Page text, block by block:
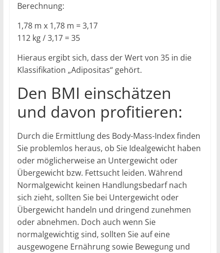
Berechnung:
1,78 m x 1,78 m = 3,17
112 kg / 3,17 = 35
Hieraus ergibt sich, dass der Wert von 35 in die
Klassifikation „Adipositas“ gehört.
Den BMI einschätzen
und davon profitieren:
Durch die Ermittlung des Body-Mass-Index finden
Sie problemlos heraus, ob Sie Idealgewicht haben
oder möglicherweise an Untergewicht oder
Übergewicht bzw. Fettsucht leiden. Während
Normalgewicht keinen Handlungsbedarf nach
sich zieht, sollten Sie bei Untergewicht oder
Übergewicht handeln und dringend zunehmen
oder abnehmen. Doch auch wenn Sie
normalgewichtig sind, sollten Sie auf eine
ausgewogene Ernährung sowie Bewegung und